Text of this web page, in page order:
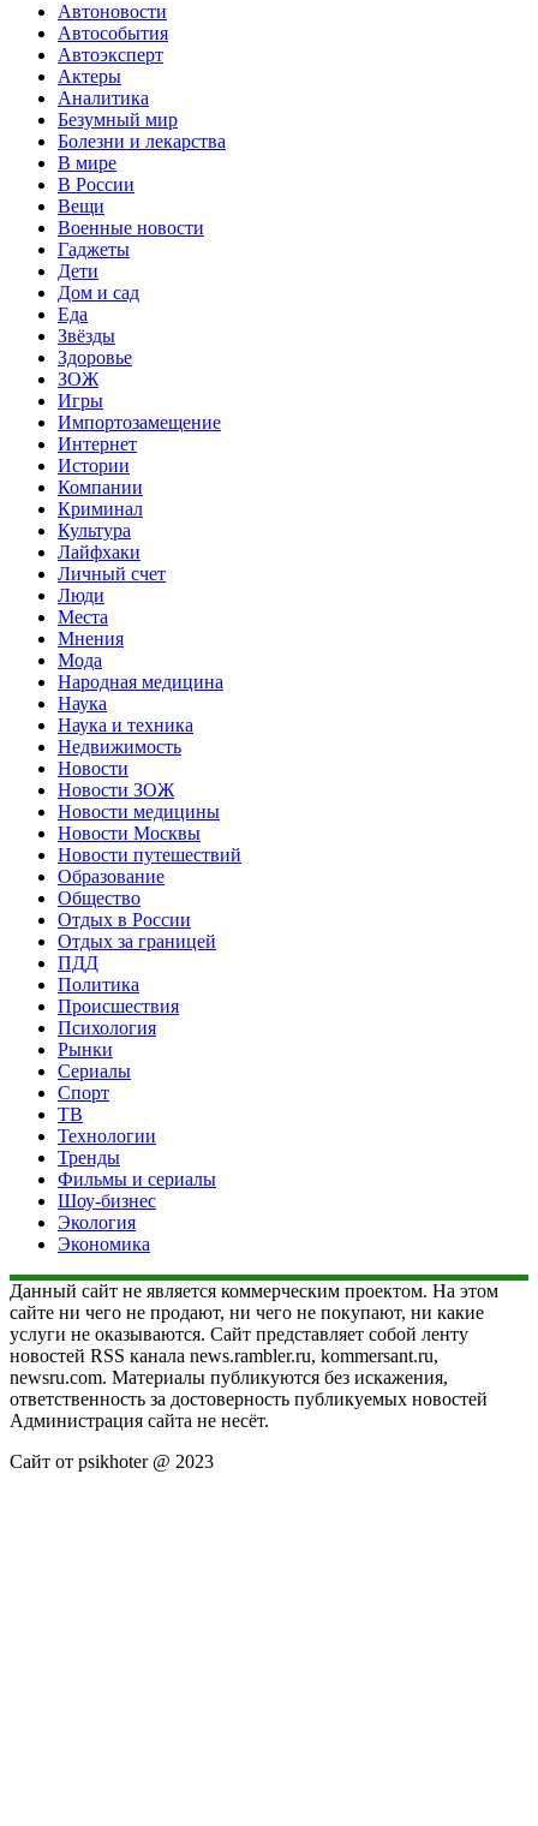
Автоновости
Автособытия
Автоэксперт
Актеры
Аналитика
Безумный мир
Болезни и лекарства
В мире
В России
Вещи
Военные новости
Гаджеты
Дети
Дом и сад
Еда
Звёзды
Здоровье
ЗОЖ
Игры
Импортозамещение
Интернет
Истории
Компании
Криминал
Культура
Лайфхаки
Личный счет
Люди
Места
Мнения
Мода
Народная медицина
Наука
Наука и техника
Недвижимость
Новости
Новости ЗОЖ
Новости медицины
Новости Москвы
Новости путешествий
Образование
Общество
Отдых в России
Отдых за границей
ПДД
Политика
Происшествия
Психология
Рынки
Сериалы
Спорт
ТВ
Технологии
Тренды
Фильмы и сериалы
Шоу-бизнес
Экология
Экономика
Данный сайт не является коммерческим проектом. На этом
сайте ни чего не продают, ни чего не покупают, ни какие
услуги не оказываются. Сайт представляет собой ленту
новостей RSS канала news.rambler.ru, kommersant.ru,
newsru.com. Материалы публикуются без искажения,
ответственность за достоверность публикуемых новостей
Администрация сайта не несёт.
Сайт от psikhoter @ 2023